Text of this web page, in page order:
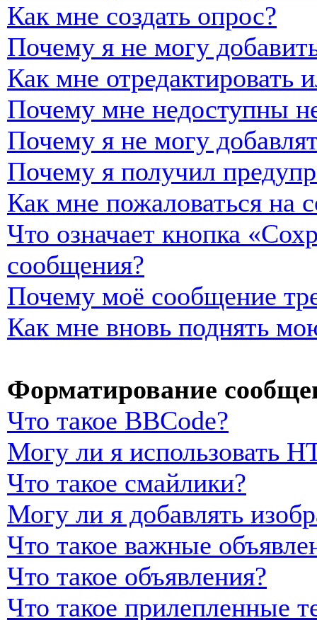
Как мне создать опрос?
Почему я не могу
Как мне отредактировать
Почему мне недоступны
Почему я не могу
Почему я получил
Как мне пожаловаться на
Что означает кнопка
сообщения?
Почему моё сообщение
Как мне вновь поднять
Форматирование
Что такое BBCode?
Могу ли я использовать
Что такое смайлики?
Могу ли я добавлять
Что такое важные
Что такое объявления?
Что такое прилепленные